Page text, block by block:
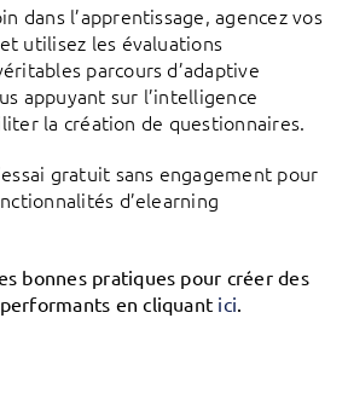
dans l’apprentissage, agencez vos
utilisez les évaluations
parcours d’adaptive
appuyant sur l’intelligence
la création de questionnaires.
gratuit sans engagement pour
d’elearning
bonnes pratiques pour créer des
en cliquant ici